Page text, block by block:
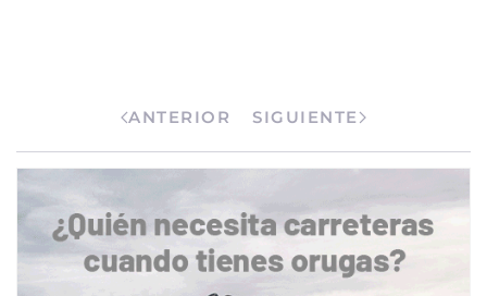
ANTERIOR SIGUIENTE